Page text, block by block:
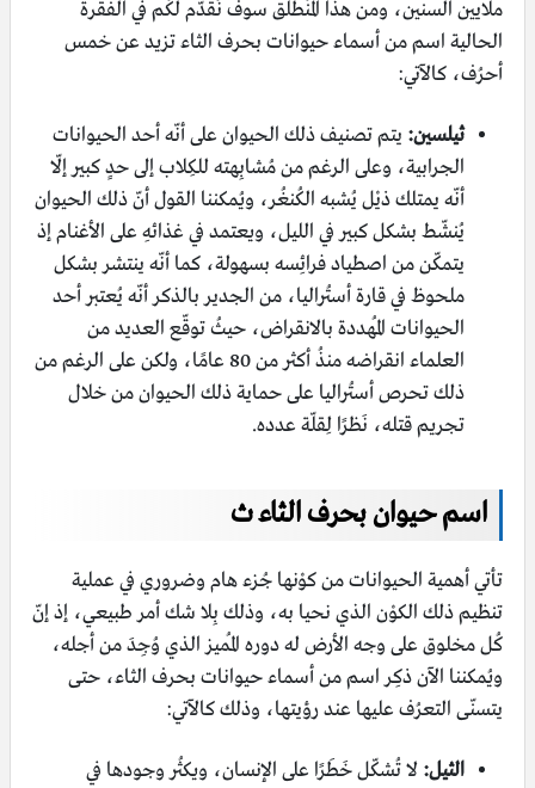
ملايين السنين، ومن هذا المُنطَلق سوف نُقدّم لكُم في الفقرة
الحالية اسم من أسماء حيوانات بحرف الثاء تزيد عن خمس
أحرُف، كالآتي:
ثيلسين: يتم تصنيف ذلك الحيوان على أنّه أحد الحيوانات
الجرابية، وعلى الرغم من مُشابِهته للكِلاب إلى حدٍ كبير إلّا
أنّه يمتلك ذيْل يُشبه الكُنغُر، ويُمكننا القول أنّ ذلك الحيوان
يُنشّط بشكل كبير في الليل، ويعتمد في غذائهِ على الأغنام إذ
يتمكّن من اصطياد فرائِسه بسهولة، كما أنّه ينتشر بشكل
ملحوظ في قارة أستُراليا، من الجدير بالذكر أنّه يُعتبر أحد
الحيوانات المُهددة بالانقراض، حيثُ توقّع العديد من
العلماء انقراضه منذُ أكثر من 80 عامًا، ولكن على الرغم من
ذلك تحرص أستُراليا على حماية ذلك الحيوان من خلال
تجريم قتله، نَظرًا لِقلّة عدده.
اسم حيوان بحرف الثاء ث
تأتي أهمية الحيوانات من كوْنها جُزء هام وضروري في عملية
تنظيم ذلك الكوْن الذي نحيا به، وذلك بِلا شك أمر طبيعي، إذ إنّ
كُل مخلوق على وجه الأرض له دوره المُميز الذي وُجِدَ من أجله،
ويُمكننا الآن ذكِر اسم من أسماء حيوانات بحرف الثاء، حتى
يتسنّى التعرُف عليها عند رؤيتها، وذلك كالآتي:
الثيل: لا تُشكّل خَطَرًا على الإنسان، ويكثُر وجودها في